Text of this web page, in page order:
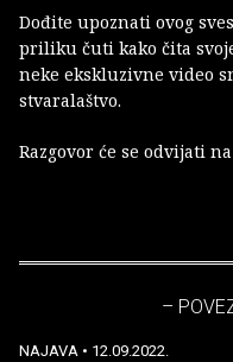
Dođite upoznati ovog
priliku čuti kako čita
neke ekskluzivne video
stvaralaštvo.
Razgovor će se odvijati
–
NAJAVA • 12.09.2022.